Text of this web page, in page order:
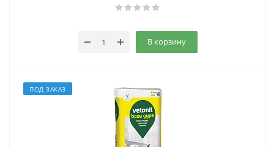
В корзину
ПОД ЗАКАЗ